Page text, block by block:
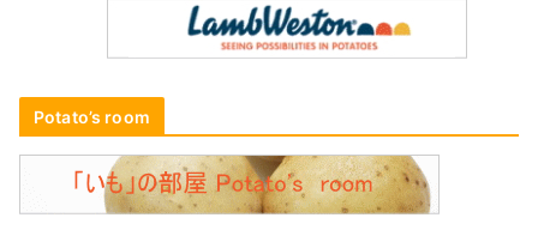
Potato’s room